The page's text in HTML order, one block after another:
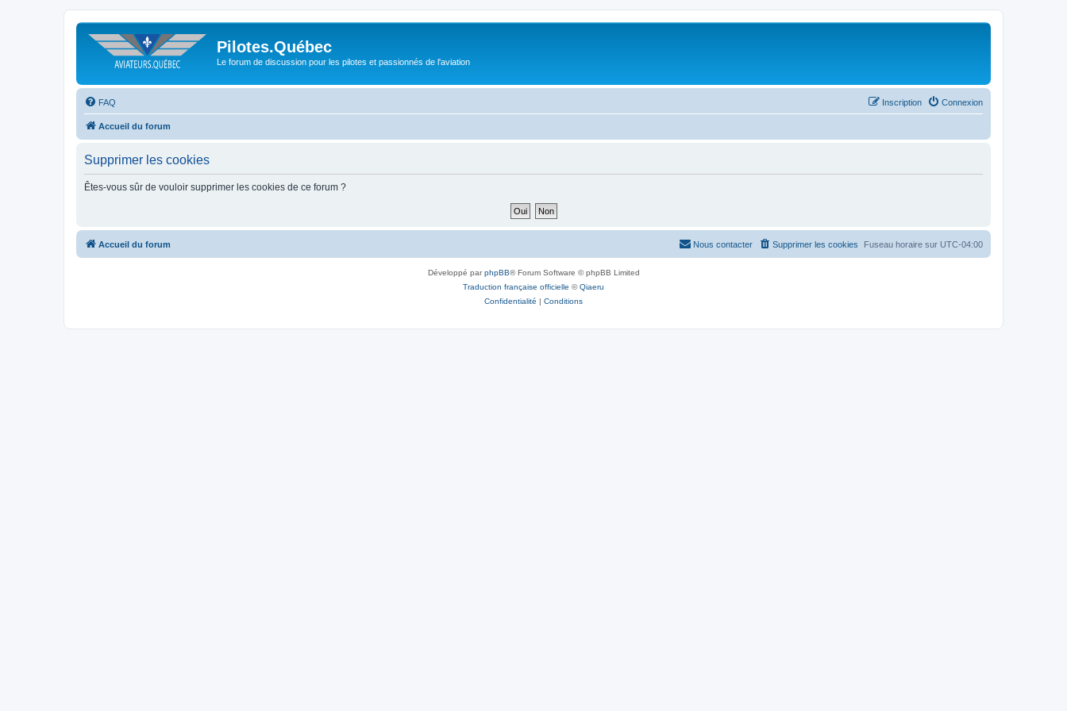
Pilotes.Québec
Le forum de discussion pour les pilotes et passionnés de l'aviation
FAQ Connexion
Inscription
Accueil du forum
Supprimer les cookies
Êtes-vous sûr de vouloir supprimer les cookies de ce forum ?
Accueil du forum Fuseau horaire sur UTC-04:00
Supprimer les cookies
Nous contacter
Développé parphpBB® Forum Software © phpBB Limited
Traduction française officielle ©Qiaeru
Confidentialité | Conditions